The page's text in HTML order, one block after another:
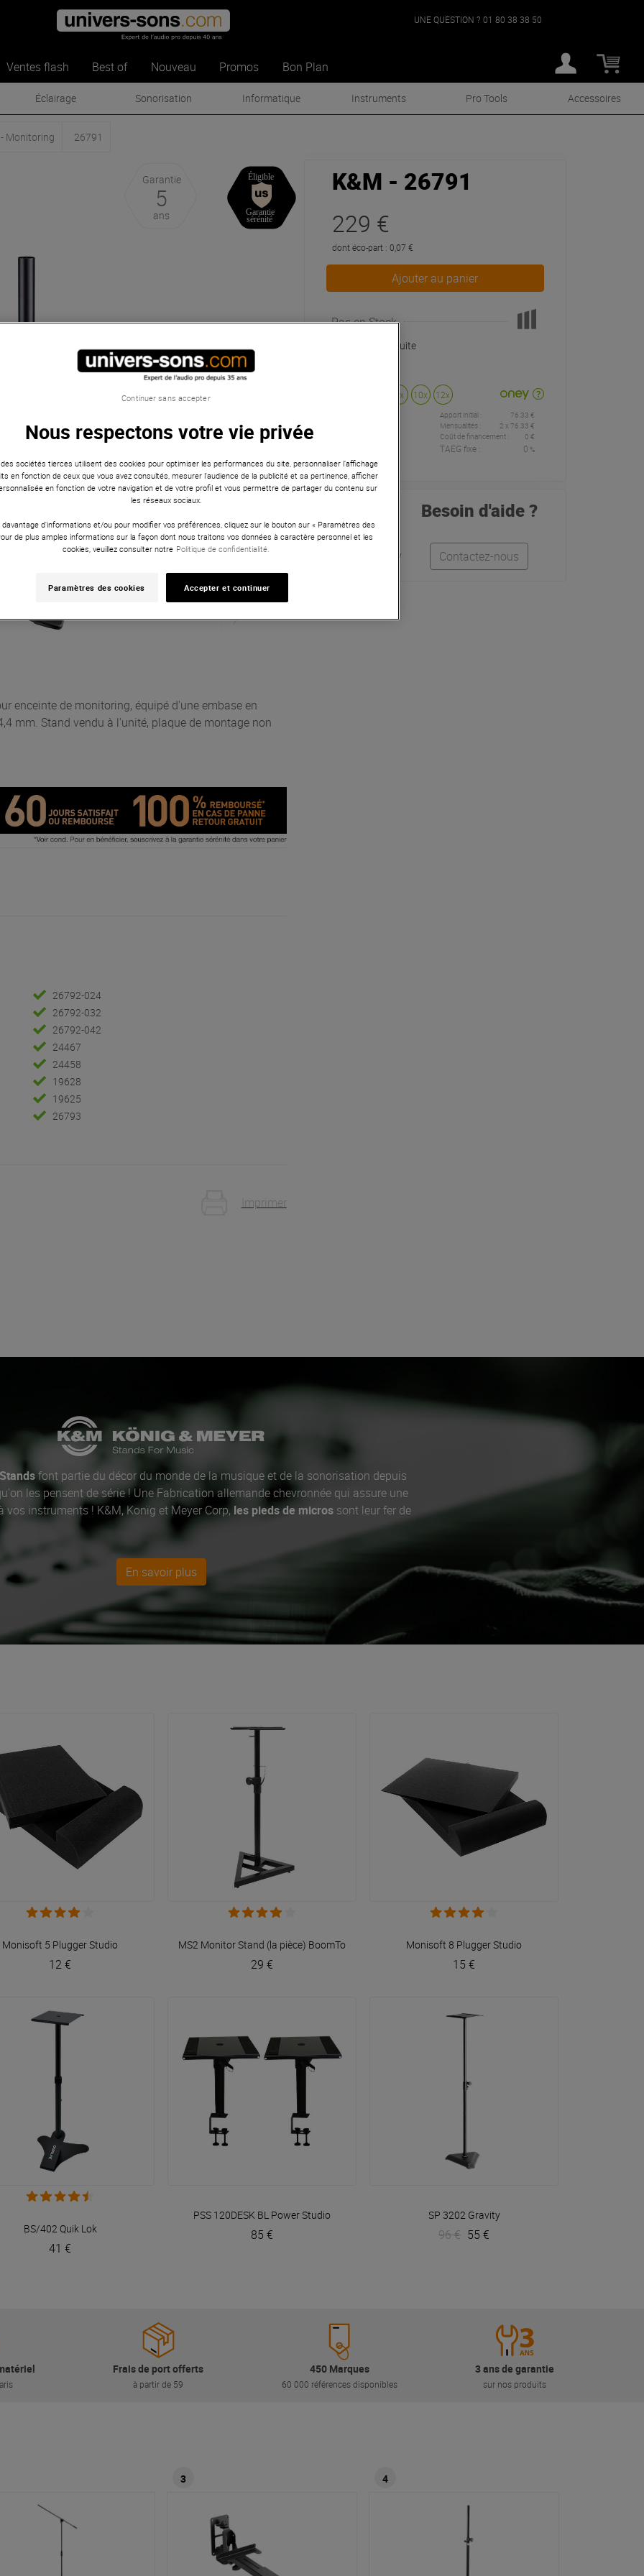
Ventes flash Best of Nouveau Promos Bon Plan
UNE QUESTION ? 01 80 38 38 50
Éclairage Sonorisation Informatique Instruments Pro Tools Accessoires
Monitoring 26791
Garantie
5
ans
enceinte de monitoring, équipé d'une embase en
mm. Stand vendu à l'unité, plaque de montage non
26792-024
26792-032
26792-042
24467
24458
19628
19625
26793
Imprimer
K&M - 26791
229 €
dont éco-part : 0,07 €
Ajouter au panier
Pas en Stock
Livraison Gratuite
4x 10x 12x
mois
Apport initial :
76.33 €
Mensualités :
2 x 76.33 €
Coût de financement :
0 €
TAEG fixe : 0 %
Anthony
Besoin d'aide ?
Contactez-nous
font partie du décor du monde de la musique et de la sonorisation depuis
les pensent de série ! Une Fabrication allemande chevronnée qui assure une
vos instruments ! K&M, Konïg et Meyer Corp, les pieds de microssont leur fer de
En savoir plus
Monisoft 5 Plugger Studio
12 €
MS2 Monitor Stand (la pièce) BoomTone DJ
29 €
Monisoft 8 Plugger Studio
15 €
BS/402 Quik Lok
41 €
VOIR EN DÉTAIL
PSS 120DESK BL Power Studio
85 €
VOIR EN DÉTAIL
SP 3202 Gravity
96 € 55 €
Frais de port offerts
à partir de 59
450 Marques
60 000 références disponibles
3 ans de garantie
sur nos produits
3 4
Nous respectons votre vie privée
sociétés tierces utilisent des cookies pour optimiser les performances du site, personnaliser l’affichage
en fonction de ceux que vous avez consultés, mesurer l'audience de la publicité et sa pertinence, afficher
en fonction de votre navigation et de votre profil et vous permettre de partager du contenu sur
les réseaux sociaux.
davantage d'informations et/ou pour modifier vos préférences, cliquez sur le bouton sur « Paramètres des
de plus amples informations sur la façon dont nous traitons vos données à caractère personnel et les
cookies, veuillez consulter notre Politique de confidentialité.
Paramètres des cookies Accepter et continuer
Continuer sans accepter